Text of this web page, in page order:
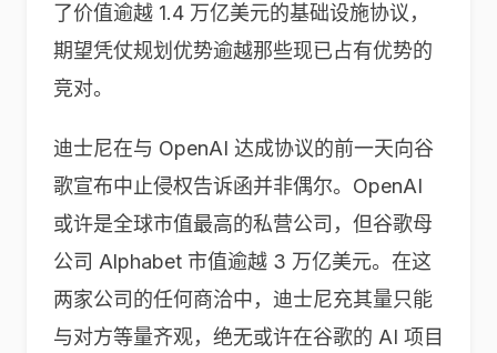
了价值逾越 1.4 万亿美元的基础设施协议，
期望凭仗规划优势逾越那些现已占有优势的
竞对。
迪士尼在与 OpenAI 达成协议的前一天向谷
歌宣布中止侵权告诉函并非偶尔。OpenAI
或许是全球市值最高的私营公司，但谷歌母
公司 Alphabet 市值逾越 3 万亿美元。在这
两家公司的任何商洽中，迪士尼充其量只能
与对方等量齐观，绝无或许在谷歌的 AI 项目